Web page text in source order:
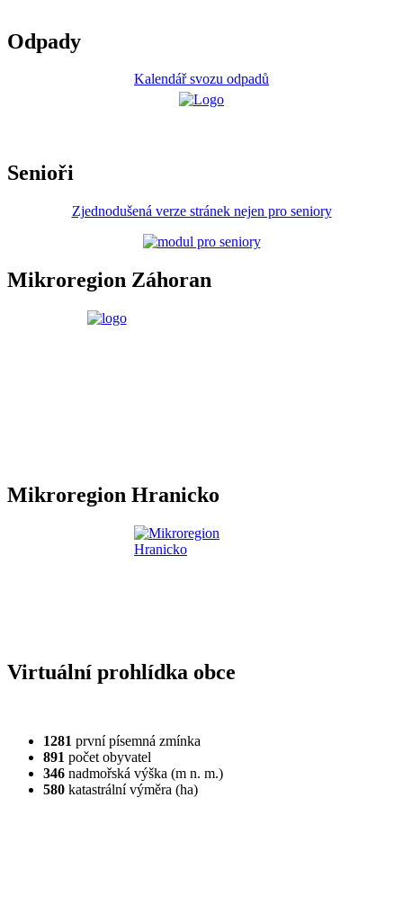
Odpady
Kalendář svozu odpadů
Senioři
Zjednodušená verze stránek nejen pro seniory
Mikroregion Záhoran
Mikroregion Hranicko
Virtuální prohlídka obce
1281 první písemná zmínka
891 počet obyvatel
346 nadmořská výška (m n. m.)
580 katastrální výměra (ha)